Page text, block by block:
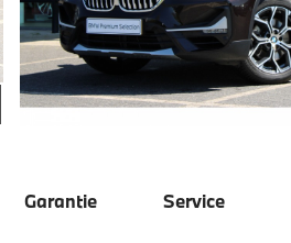
Garantie Service